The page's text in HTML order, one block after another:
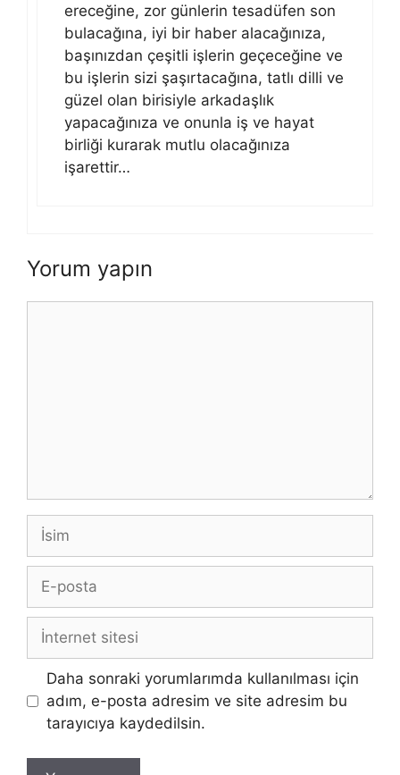
ereceğine, zor günlerin tesadüfen son
bulacağına, iyi bir haber alacağınıza,
başınızdan çeşitli işlerin geçeceğine ve
bu işlerin sizi şaşırtacağına, tatlı dilli ve
güzel olan birisiyle arkadaşlık
yapacağınıza ve onunla iş ve hayat
birliği kurarak mutlu olacağınıza
işarettir…
Yorum yapın
İsim
posta
İnternet
Daha sonraki yorumlarımda kullanılması için
adım, e-posta adresim ve site adresim bu
tarayıcıya kaydedilsin.